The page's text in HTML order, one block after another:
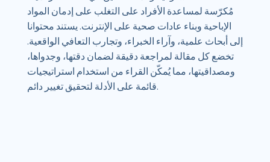
مُكرّسة لمساعدة الأفراد على التغلب على إدمان المواد
الإباحية وبناء عادات صحية على الإنترنت. يستند محتوانا
إلى أبحاث علمية، وآراء الخبراء، وتجارب التعافي الواقعية.
تخضع كل مقالة لمراجعة دقيقة لضمان دقتها، وجدواها،
ومصداقيتها، مما يُمكّن القراء من استخدام استراتيجيات
قائمة على الأدلة لتحقيق تغيير دائم.